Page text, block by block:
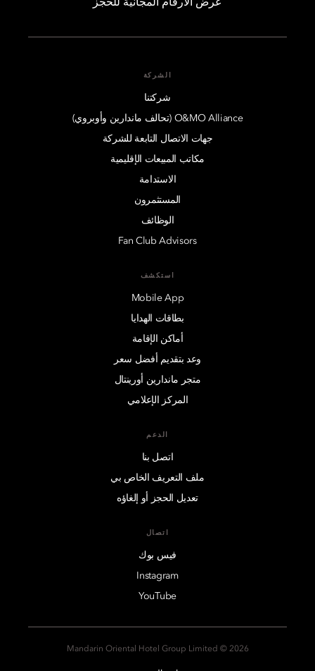
الشركة
شركتنا
O&MO Alliance (تحالف ماندارين وأوبروي)
جهات الاتصال التابعة للشركة
مكاتب المبيعات الإقليمية
الاستدامة
المستثمرون
الوظائف
Fan Club Advisors
استكشف
Mobile App
بطاقات الهدايا
أماكن الإقامة
وعد بتقديم أفضل سعر
متجر ماندارين أورينتال
المركز الإعلامي
الدعم
اتصل بنا
ملف التعريف الخاص بي
تعديل الحجز أو إلغاؤه
اتصال
فيس بوك
Instagram
YouTube
2026 © Mandarin Oriental Hotel Group Limited